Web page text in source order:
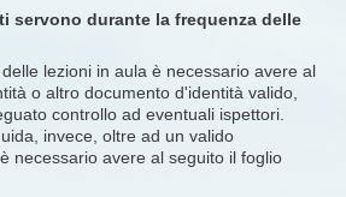
servono durante la frequenza delle
lezioni in aula è necessario avere al
o altro documento d'identità valido,
controllo ad eventuali ispettori.
invece, oltre ad un valido
necessario avere al seguito il foglio